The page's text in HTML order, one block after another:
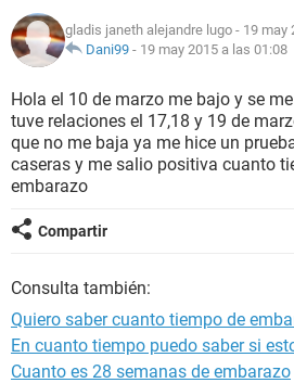
NUTRICIÓN
BIENESTAR
SEXUALIDAD
GLOSARIO
gladis janeth alejandre lugo - 19 may
Dani99 - 19 may 2015 a las 01:08
Hola el 10 de marzo me bajo y se
tuve relaciones el 17,18 y 19 de
que no me baja ya me hice un
caseras y me salio positiva cuanto
embarazo
Compartir
Consulta también:
Quiero saber cuanto tiempo de
En cuanto tiempo puedo saber si
Cuanto es 28 semanas de embarazo